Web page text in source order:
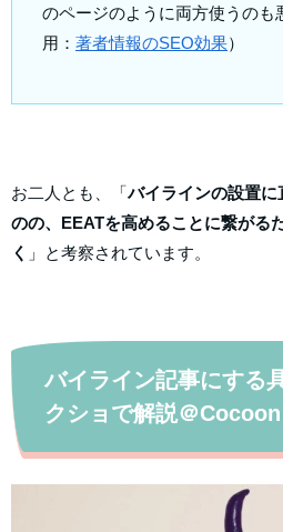
のページのように両方使うのも
用： 著者情報のSEO効果）
お二人とも、「バイラインの設置
のの、EEATを高めることに繋がる
く 」と考察されてい ます。
バイライン記事にする
クショで解説＠Cocoon